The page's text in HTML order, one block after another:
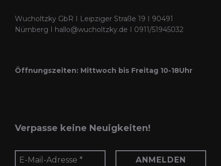
Wucholtzky GbR I Leipziger Straße 19 I 90491
Nürnberg I hallo@wucholtzky.de I 0911/51945032
Öffnungszeiten: Mittwoch bis Freitag 10-18Uhr
Verpasse keine Neuigkeiten!